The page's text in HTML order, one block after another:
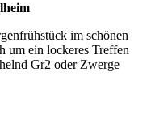
im schönen
um ein lockeres Treffen
Gr2 oder Zwerge